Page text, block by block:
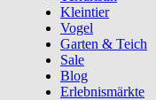
Kleintier
Vogel
Garten & Teich
Sale
Blog
Erlebnismärkte